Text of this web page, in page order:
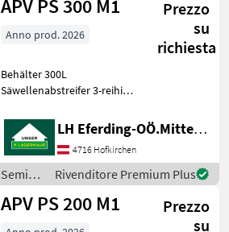
APV
APV PS 300 M1
Prezzo
su
richiesta
Anno prod. 2026
Behälter 300L
Säwellenabstreifer 3-reihig
Auslässe, Easy Control
Gerätekabel Standard
Rührwerkantrieb Schlauch (
25 M )
Prallblech+Befestigung
LH Eferding-OÖ.Mitte, Landtechnik Hofkirchen
4716 Hofkirchen
Semina
e cura /
APV
Rivenditore Premium Plus
APV PS 200 M1
Prezzo
su